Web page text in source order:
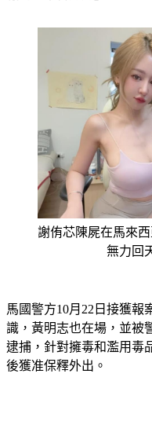
謝侑芯陳屍在馬來
無力回
識，黃明志也在場，並被
逮捕，針對擁毒和濫用毒
後獲准保釋外出。